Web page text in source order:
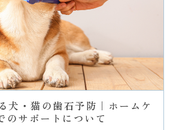
犬・猫の歯石予防｜ホームケ
のサポートについて